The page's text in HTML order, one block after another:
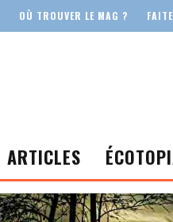
OÙ TROUVER LE MAG ?
ARTICLES